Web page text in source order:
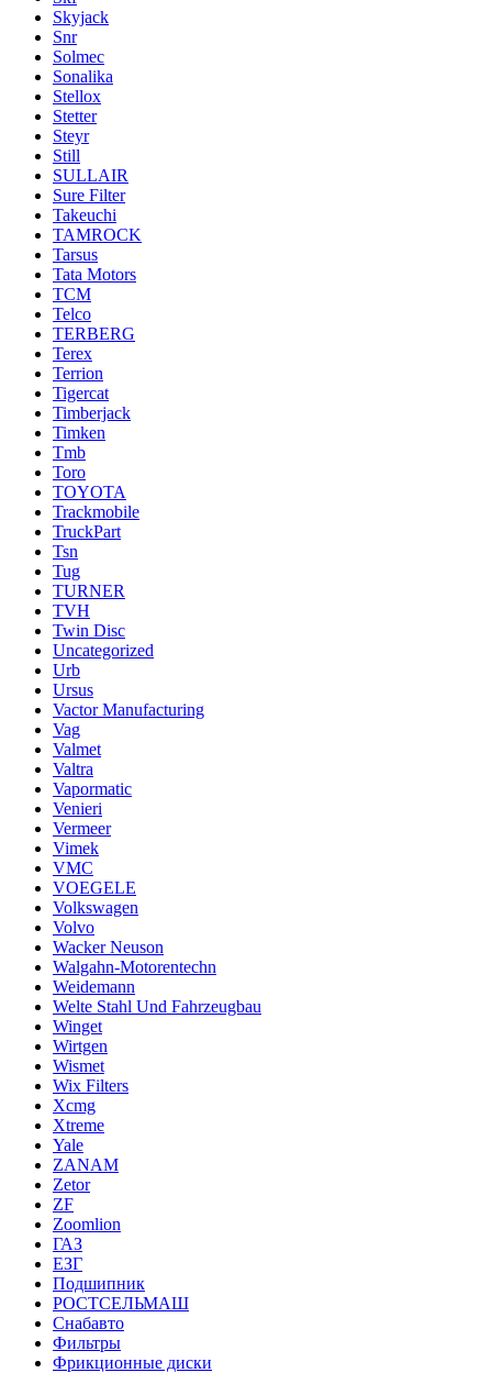
Skyjack
Snr
Solmec
Sonalika
Stellox
Stetter
Steyr
Still
SULLAIR
Sure Filter
Takeuchi
TAMROCK
Tarsus
Tata Motors
TCM
Telco
TERBERG
Terex
Terrion
Tigercat
Timberjack
Timken
Tmb
Toro
TOYOTA
Trackmobile
TruckPart
Tsn
Tug
TURNER
TVH
Twin Disc
Uncategorized
Urb
Ursus
Vactor Manufacturing
Vag
Valmet
Valtra
Vapormatic
Venieri
Vermeer
Vimek
VMC
VOEGELE
Volkswagen
Volvo
Wacker Neuson
Walgahn-Motorentechn
Weidemann
Welte Stahl Und Fahrzeugbau
Winget
Wirtgen
Wismet
Wix Filters
Xcmg
Xtreme
Yale
ZANAM
Zetor
ZF
Zoomlion
ГАЗ
ЕЗГ
Подшипник
РОСТСЕЛЬМАШ
Снабавто
Фильтры
Фрикционные диски